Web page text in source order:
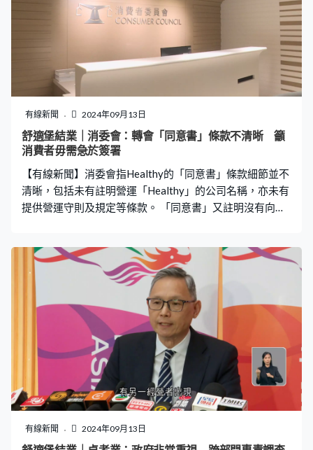
有線新聞 2024年09月13日
舒適堡結業｜消委會：轉會「同意書」條款不清晰 籲
消費者毋需急於簽署
【有線新聞】消委會指Healthy的「同意書」條款細節並不
清晰，包括未有註明營運「Healthy」的公司名稱，亦未有
提供營運守則及規定等條款。 「同意書」又註明沒有向消
「Healthy」申請，或會影響消費者對舒適堡申索權益。消
委會提醒，舒適堡沒有為轉換手續設期限，建議消費者不
用急於簽署，可再觀察一段時間。
有線新聞 2024年09月13日